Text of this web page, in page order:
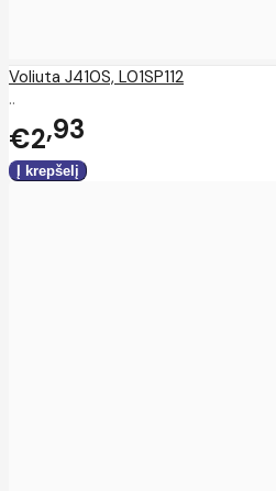
Voliuta J410S, L01SP112
..
€2 93